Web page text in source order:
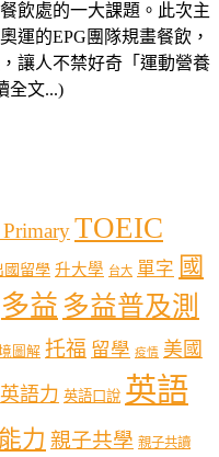
飲處的一大課題。此次主
運的EPG團隊規畫餐飲，
讓人不禁好奇「運動營養
全文...)
TOEIC
國留學 升大學 台大 單字 國
多益 多益普及測
圖解 托福 留學 疫情 美國
英語力 英語口說 英語
力 親子共學 親子共讀